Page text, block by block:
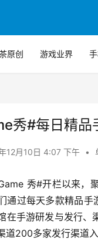
原创 游戏业界
秀#每日精品
12月10日 4:07 下午 •
秀#开栏以来，
通过每天多款精品
在手游研发与发行
道200多家发行渠道